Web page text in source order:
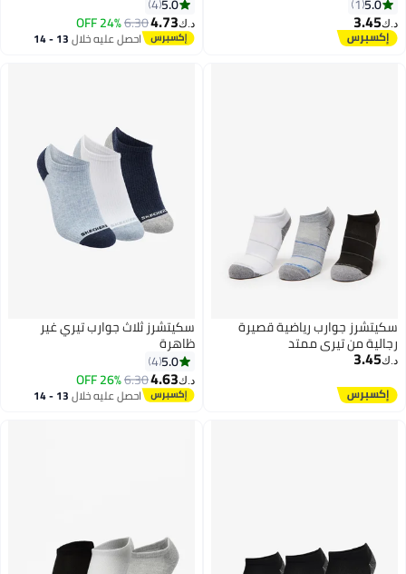
1
د.ك‏3.45
4
د.ك‏4.73
6.30
24% OFF
احصل عليه خلال 13 - 14
سكيتشرز جوارب رياضية قصيرة
رجالية من تيري ممتد
د.ك‏3.45
سكيتشرز ثلاث جوارب تيري غير
ظاهرة
5.0
4
د.ك‏4.63
6.30
26% OFF
احصل عليه خلال 13 - 14